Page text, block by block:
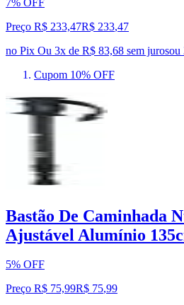
Preço R$ 233,47R$ 233,47
no Pix Ou 3x de R$ 83,68 sem jurosou
Cupom 10% OFF
Bastão De Caminhada
Ajustável Alumínio
5% OFF
Preço R$ 75,99R$ 75,99